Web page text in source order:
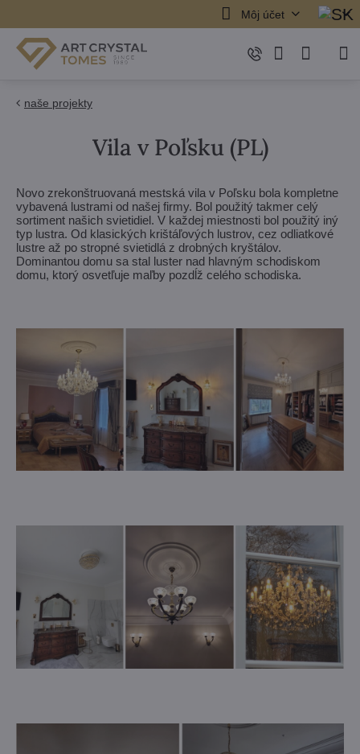
Môj účet
naše projekty
Vila v Poľsku (PL)
Novo zrekonštruovaná mestská vila v Poľsku bola kompletne
vybavená lustrami od našej firmy. Bol použitý takmer celý
sortiment našich svietidiel. V každej miestnosti bol použitý iný
typ lustra. Od klasických krištáľových lustrov, cez odliatkové
lustre až po stropné svietidlá z drobných kryštálov.
Dominantou domu sa stal luster nad hlavným schodiskom
domu, ktorý osvetľuje maľby pozdĺž celého schodiska.